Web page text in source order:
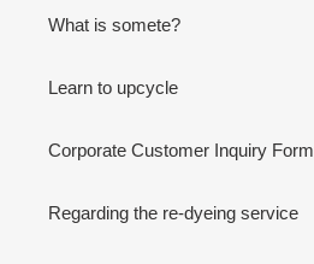
What is somete?
Learn to upcycle
Corporate Customer Inquiry Form
Regarding the re-dyeing service